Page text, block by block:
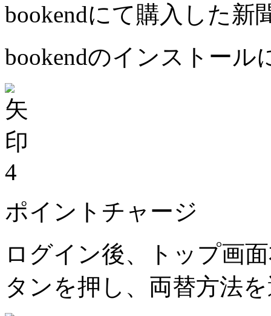
bookendにて購入した新
bookendのインストール
4
ポイントチャージ
ログイン後、トップ画
タンを押し、両替方法